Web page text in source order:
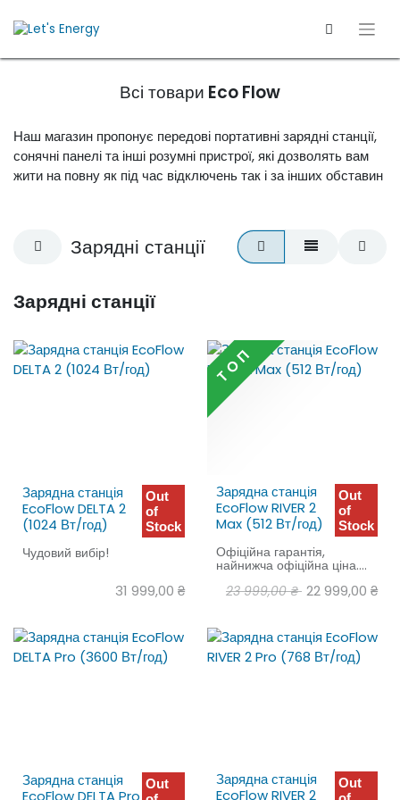
Всі товари Eco Flow
Наш магазин пропонує передові портативні зарядні станції,
сонячні панелі та інші розумні пристрої, які дозволять вам
жити на повну як під час відключень так і за інших обставин
Зарядні станції
Зарядні станції
Зарядна станція
EcoFlow DELTA 2
(1024 Вт/год)
Out
of
Stock
Чудовий вибір!
31 999,00 ₴
T O П
Зарядна станція
EcoFlow RIVER 2
Max (512 Вт/год)
Out
of
Stock
Офіційна гарантія,
найнижча офіційна ціна.
Чудовий вибір!
23 999,00₴ 22 999,00 ₴
Зарядна станція
EcoFlow DELTA Pro
Out
Зарядна станція
EcoFlow RIVER 2
Out